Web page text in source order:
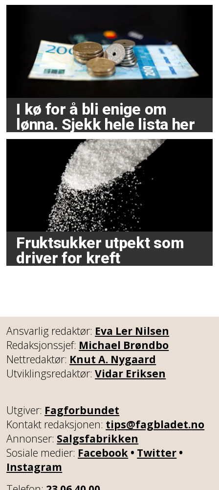
I kø for å bli enige om
lønna. Sjekk hele lista her
Fruktsukker utpekt som
driver for kreft
Ansvarlig redaktør: Eva Ler Nilsen
Redaksjonssjef: Michael Brøndbo
Nettredaktør: Knut A. Nygaard
Utviklingsredaktør:Vidar Eriksen
Utgiver: Fagforbundet
Kontakt redaksjonen: tips@fagbladet.no
Annonser: Salgsfabrikken
Sosiale medier: Facebook • Twitter •
Instagram